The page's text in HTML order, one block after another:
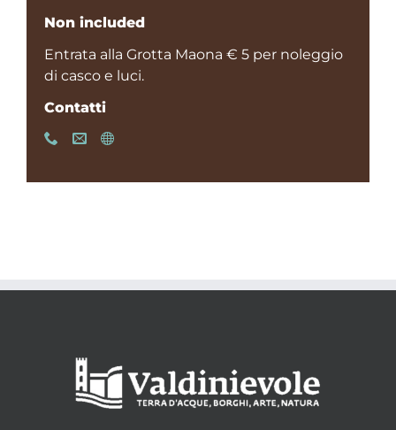
Non included
Entrata alla Grotta Maona € 5 per noleggio
di casco e luci.
Contatti